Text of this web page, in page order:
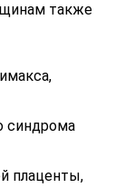
также
синдрома
плаценты,